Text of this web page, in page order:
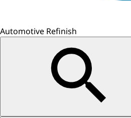
Automotive Refinish